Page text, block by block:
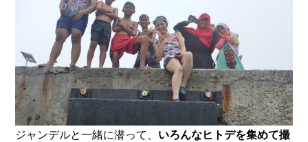
ジャンデルと一緒に潜って、 いろんなヒトデを集めて撮